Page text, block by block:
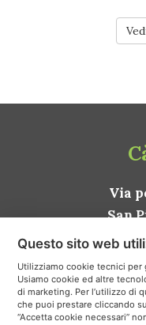
Via
San
Questo sito web
Utilizziamo cookie tecnici
Usiamo cookie ed altre
di marketing. Per l’utilizzo di
che puoi prestare cliccando
“Accetta cookie necessari”